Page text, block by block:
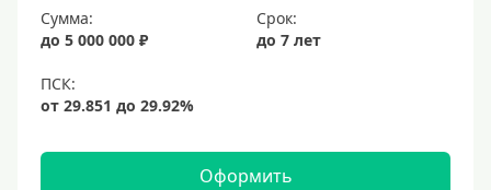
Сумма:
до 5 000 000 ₽
Срок:
до 7 лет
Оформить